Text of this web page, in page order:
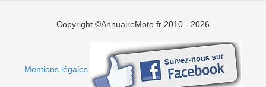
Copyright ©AnnuaireMoto.fr 2010 - 2026
Mentions légales